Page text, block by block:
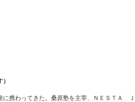
携わってきた。桑原塾を主宰、ＮＥＳＴＡ